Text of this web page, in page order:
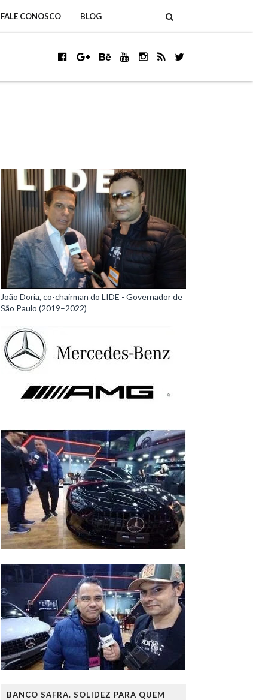
FALE CONOSCO BLOG
João Doria, co-chairman do LIDE - Governador de
São Paulo (2019–2022)
BANCO SAFRA. SOLIDEZ PARA QUEM